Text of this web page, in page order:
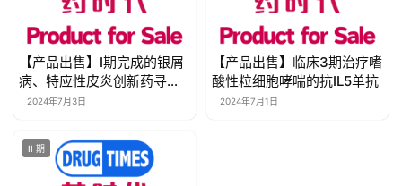
时
代
学
苑
A
【产品出售】I期完成的银屑
病、特应性皮炎创新药寻求
外部合作
2024年7月3日
【产品出售】临床3期治疗嗜
酸性粒细胞哮喘的抗IL5单抗
2024年7月1日
II 期